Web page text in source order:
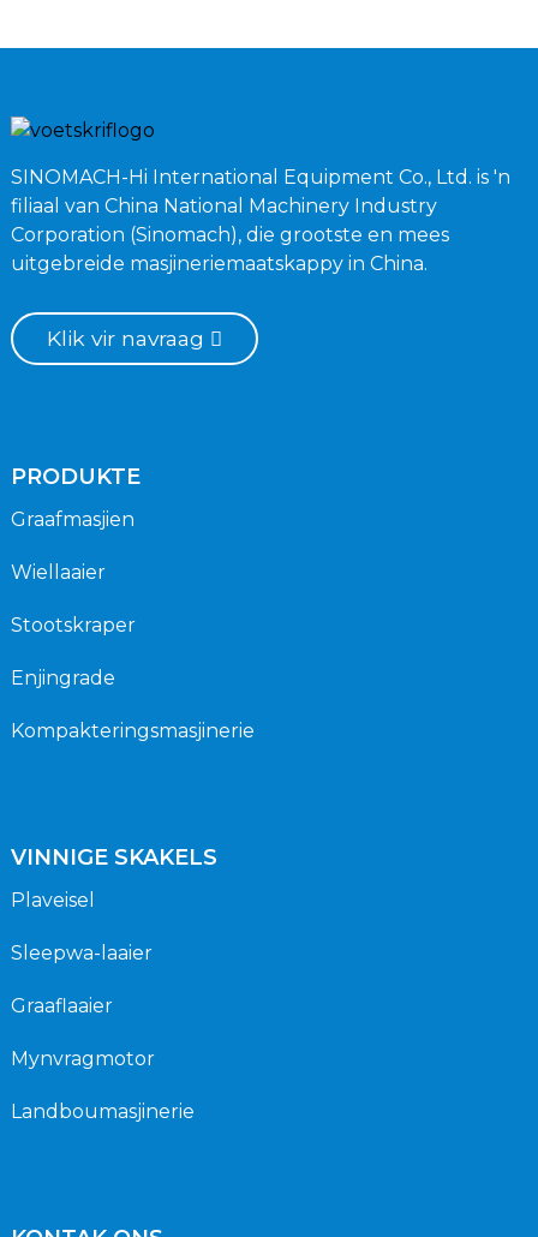
SINOMACH-Hi International Equipment Co., Ltd. is 'n
filiaal van China National Machinery Industry
Corporation (Sinomach), die grootste en mees
uitgebreide masjineriemaatskappy in China.
Klik vir navraag
PRODUKTE
Graafmasjien
Wiellaaier
Stootskraper
Enjingrade
Kompakteringsmasjinerie
VINNIGE SKAKELS
Plaveisel
Sleepwa-laaier
Graaflaaier
Mynvragmotor
Landboumasjinerie